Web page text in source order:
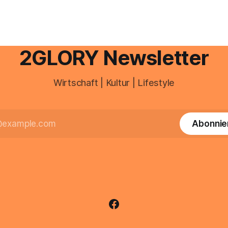
Unterstützung
2GLORY Newsletter
Wirtschaft | Kultur | Lifestyle